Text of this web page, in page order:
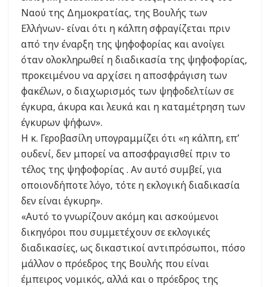
Ναού της Δημοκρατίας, της Βουλής των
Ελλήνων- είναι ότι η κάλπη σφραγίζεται πριν
από την έναρξη της ψηφοφορίας και ανοίγει
όταν ολοκληρωθεί η διαδικασία της ψηφοφορίας,
προκειμένου να αρχίσει η αποσφράγιση των
φακέλων, ο διαχωρισμός των ψηφοδελτίων σε
έγκυρα, άκυρα και λευκά και η καταμέτρηση των
έγκυρων ψήφων».
Η κ. Γεροβασίλη υπογραμμίζει ότι «η κάλπη, επ’
ουδενί, δεν μπορεί να αποσφραγισθεί πριν το
τέλος της ψηφοφορίας . Αν αυτό συμβεί, για
οποιονδήποτε λόγο, τότε η εκλογική διαδικασία
δεν είναι έγκυρη».
«Αυτό το γνωρίζουν ακόμη και ασκούμενοι
δικηγόροι που συμμετέχουν σε εκλογικές
διαδικασίες, ως δικαστικοί αντιπρόσωποι, πόσο
μάλλον ο πρόεδρος της Βουλής που είναι
έμπειρος νομικός, αλλά και ο πρόεδρος της